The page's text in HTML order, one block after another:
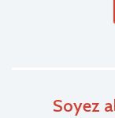
Soyez